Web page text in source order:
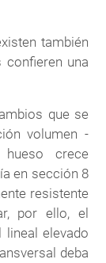
también
una
que se
volumen -
crece
en sección 8
resistente
por ello, el
elevado
deba